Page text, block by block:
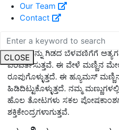
Our Team
Contact
CLOSE
ಸಾವಯವ ಗೊಬ್ಬರವನ್ನು ತಿಂದು
ಗೊಬ್ಬರವನ್ನು ಗಿಡದ ಬೆಳವಣಿಗೆಗೆ
ಪರಿವರ್ತಿಸುತ್ತವೆ. ಈ ವೇಳೆ ಮಣ್ಣಿನ
ರೂಪುಗೊಳ್ಳುತ್ತದೆ. ಈ ಹ್ಯೂಮಸ್
ಹಿಡಿದಿಟ್ಟುಕೊಳ್ಳುತ್ತದೆ. ನಮ್ಮ
ಹೊಲ ತೋಟಗಳು ಸಕಲ
ಶಕ್ತಿಕೇಂದ್ರಗಳಾಗುತ್ತವೆ.